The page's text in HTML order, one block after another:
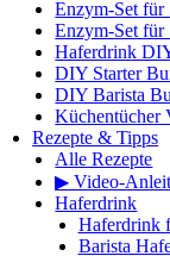
Enzym-Set
Enzym-Set
Haferdrink
DIY Starter
DIY Barista
Küchentücher
Rezepte & Tipps
Alle Rezepte
▶ Video-
Haferdrink
Haferdrink
Barista